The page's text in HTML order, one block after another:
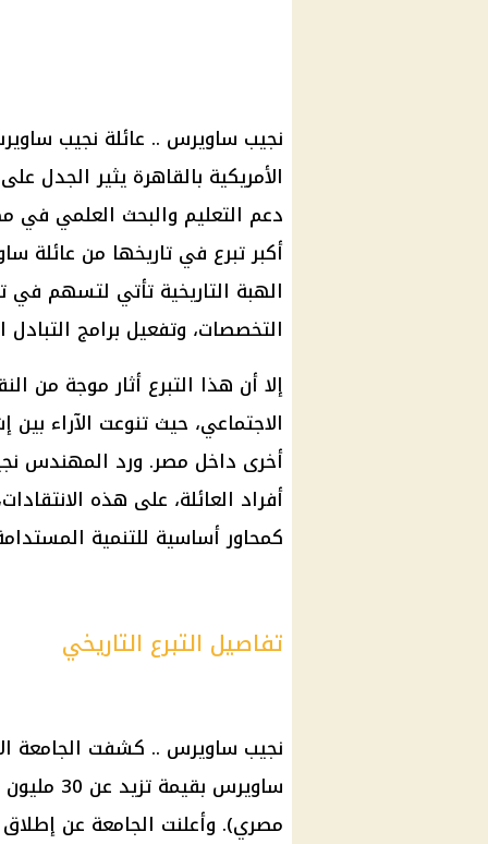
نجيب ساويرس .. عائلة نجيب
الأمريكية بالقاهرة يثير الجدل
دعم التعليم والبحث العلمي في
أكبر تبرع في تاريخها من عائلة
الهبة التاريخية تأتي لتسهم في
التخصصات، وتفعيل برامج التبادل
إلا أن هذا التبرع أثار موجة من
الاجتماعي، حيث تنوعت الآراء
أخرى داخل مصر. ورد المهندس
أفراد العائلة، على هذه
كمحاور أساسية للتنمية
تفاصيل التبرع التاريخي
نجيب ساويرس .. كشفت الجامعة
ساويرس بقيمة تزيد عن 30 مليون
مصري). وأعلنت الجامعة عن